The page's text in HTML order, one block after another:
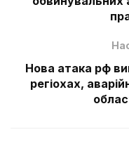
Нова атака рф
регіохах,